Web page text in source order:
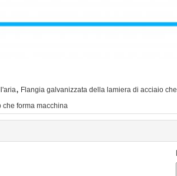
, Flangia galvanizzata della lamiera di acciaio
forma macchina